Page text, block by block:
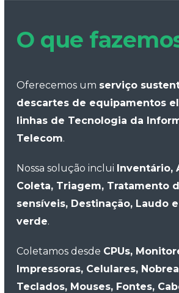
O que
Oferecemos um serviço
descartes de equipamentos
linhas de Tecnologia da
Telecom.
Nossa solução inclui Inventário,
Coleta, Triagem, Tratamento
sensíveis, Destinação, Laudo
verde.
Coletamos desde CPUs,
Impressoras, Celulares,
Teclados, Mouses, Fontes,